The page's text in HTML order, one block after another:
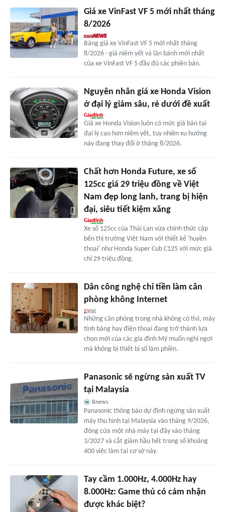
Giá xe VinFast VF 5 mới nhất tháng
8/2026
Bảng giá xe VinFast VF 5 mới nhất tháng
8/2026 - giá niêm yết và lăn bánh mới nhất
của xe VinFast VF 5 đầy đủ các phiên bản.
Nguyên nhân giá xe Honda Vision
ở đại lý giảm sâu, rẻ dưới đề xuất
Giá xe Honda Vision luôn có mức giá bán tại
đại lý cao hơn niêm yết, tuy nhiên xu hướng
này đang thay đổi ở tháng 8/2026.
Chất hơn Honda Future, xe số
125cc giá 29 triệu đồng về Việt
Nam đẹp long lanh, trang bị hiện
đại, siêu tiết kiệm xăng
Xe số 125cc của Thái Lan vừa chính thức cập
bến thị trường Việt Nam với thiết kế 'huyền
thoại' như Honda Super Cub C125 với mức giá
chỉ 29 triệu đồng.
Dân công nghệ chi tiền làm căn
phòng không Internet
Những căn phòng trong nhà không có tivi, máy
tính bảng hay điện thoại đang trở thành lựa
chọn mới của các gia đình Mỹ muốn nghỉ ngơi
mà không bị thiết bị số làm phiền.
Panasonic sẽ ngừng sản xuất TV
tại Malaysia
Bnews
Panasonic thông báo dự định ngừng sản xuất
máy thu hình tại Malaysia vào tháng 9/2026,
đóng cửa một nhà máy tại đây vào tháng
3/2027 và cắt giảm hầu hết trong số khoảng
400 việc làm tại cơ sở này.
Tay cầm 1.000Hz, 4.000Hz hay
8.000Hz: Game thủ có cảm nhận
được khác biệt?